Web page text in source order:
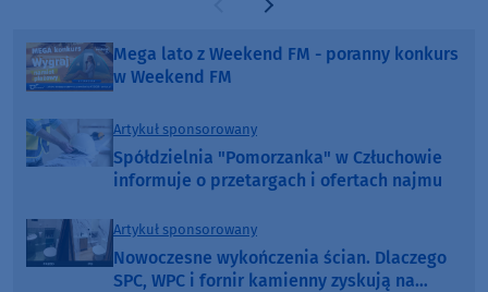
Poprzednia strona
Następna strona
Mega lato z Weekend FM - poranny konkurs
w Weekend FM
Artykuł sponsorowany
Spółdzielnia "Pomorzanka" w Człuchowie
informuje o przetargach i ofertach najmu
Artykuł sponsorowany
Nowoczesne wykończenia ścian. Dlaczego
SPC, WPC i fornir kamienny zyskują na